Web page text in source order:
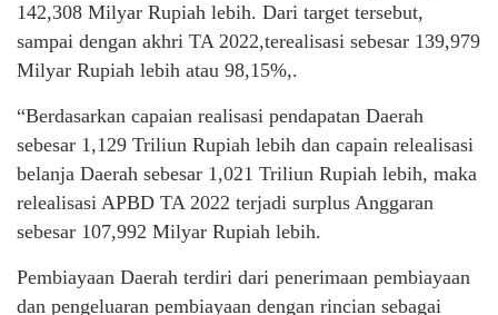
142,308 Milyar Rupiah lebih. Dari target tersebut,
sampai dengan akhri TA 2022,terealisasi sebesar 139,979
Milyar Rupiah lebih atau 98,15%,.
“Berdasarkan capaian realisasi pendapatan Daerah
sebesar 1,129 Triliun Rupiah lebih dan capain relealisasi
belanja Daerah sebesar 1,021 Triliun Rupiah lebih, maka
relealisasi APBD TA 2022 terjadi surplus Anggaran
sebesar 107,992 Milyar Rupiah lebih.
Pembiayaan Daerah terdiri dari penerimaan pembiayaan
dan pengeluaran pembiayaan dengan rincian sebagai